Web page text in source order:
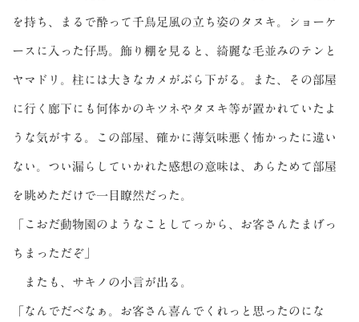
を持ち、まるで酔って千鳥足風の立ち姿のタヌキ。ショーケ
ースに入った仔馬。飾り棚を見ると、綺麗な毛並みのテンと
ヤマドリ。柱には大きなカメがぶら下がる。また、その部屋
に行く廊下にも何体かのキツネやタヌキ等が置かれていたよ
うな気がする。この部屋、確かに薄気味悪く怖かったに違い
ない。つい漏らしていかれた感想の意味は、あらためて部屋
を眺めただけで一目瞭然だった。
「こおだ動物園のようなことしてっから、お客さんたまげっ
ちまっただぞ」
またも、サキノの小言が出る。
「なんでだべなぁ。お客さん喜んでくれっと思ったのにな